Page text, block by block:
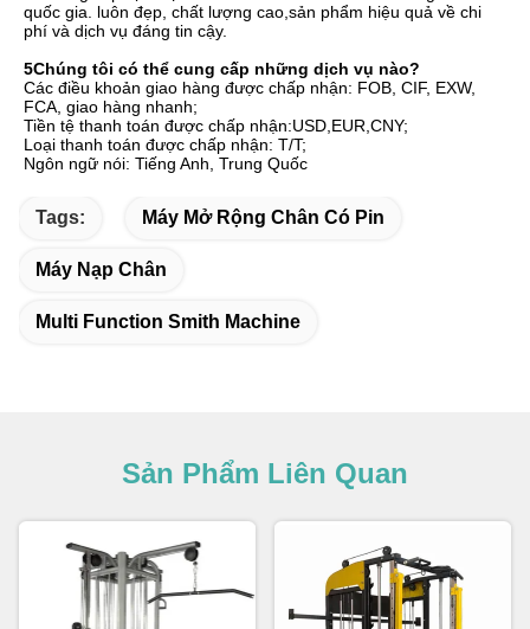
quốc gia. luôn đẹp, chất lượng cao,sản phẩm hiệu quả về chi
phí và dịch vụ đáng tin cậy.
5Chúng tôi có thể cung cấp những dịch vụ nào?
Các điều khoản giao hàng được chấp nhận: FOB, CIF, EXW,
FCA, giao hàng nhanh;
Tiền tệ thanh toán được chấp nhận:USD,EUR,CNY;
Loại thanh toán được chấp nhận: T/T;
Ngôn ngữ nói: Tiếng Anh, Trung Quốc
Tags: Máy Mở Rộng Chân Có Pin
Máy Nạp Chân
Multi Function Smith Machine
Sản Phẩm Liên Quan